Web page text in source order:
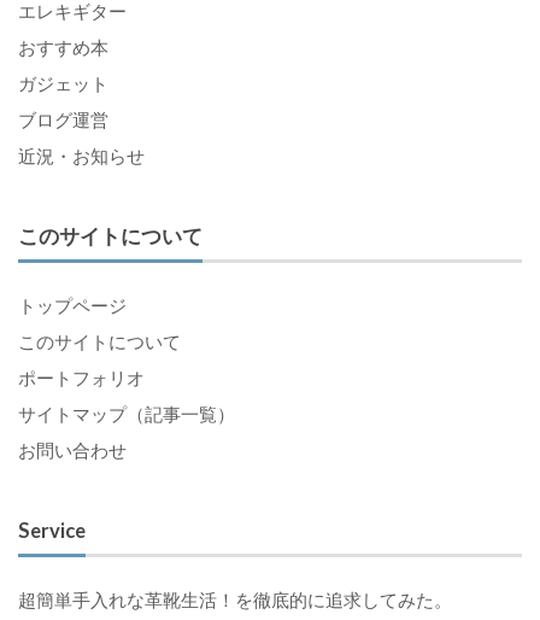
エレキギター
おすすめ本
ガジェット
ブログ運営
近況・お知らせ
このサイトについて
トップページ
このサイトについて
ポートフォリオ
サイトマップ（記事一覧）
お問い合わせ
Service
超簡単手入れな革靴生活！を徹底的に追求してみた。